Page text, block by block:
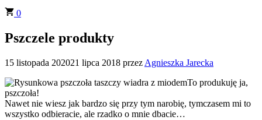
0
Pszczele produkty
15 listopada 202021 lipca 2018 przez Agnieszka Jarecka
To produkuję ja,
pszczoła!
Nawet nie wiesz jak bardzo się przy tym narobię, tymczasem mi to
wszystko odbieracie, ale rzadko o mnie dbacie…